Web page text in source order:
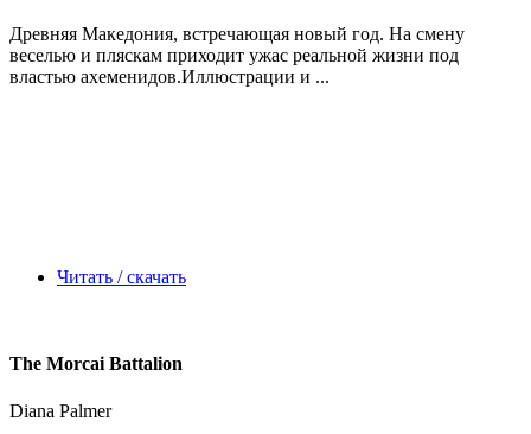
Древняя Македония, встречающая новый год. На смену
веселью и пляскам приходит ужас реальной жизни под
властью ахеменидов.Иллюстрации и ...
Читать / скачать
The Morcai Battalion
Diana Palmer